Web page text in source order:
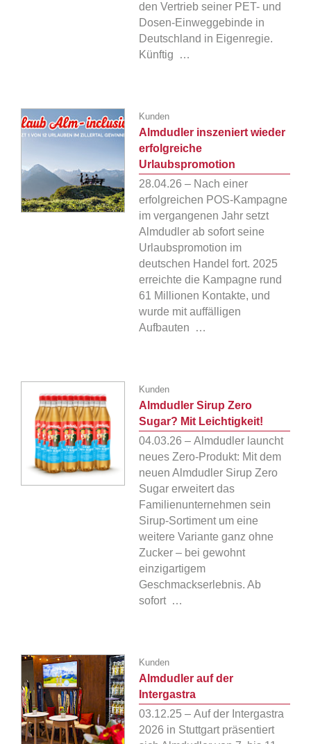
den Vertrieb seiner PET- und
Dosen-Einweggebinde in
Deutschland in Eigenregie.
Künftig …
Kunden
Almdudler inszeniert wieder
erfolgreiche
Urlaubspromotion
28.04.26 – Nach einer
erfolgreichen POS-Kampagne
im vergangenen Jahr setzt
Almdudler ab sofort seine
Urlaubspromotion im
deutschen Handel fort. 2025
erreichte die Kampagne rund
61 Millionen Kontakte, und
wurde mit auffälligen
Aufbauten …
Kunden
Almdudler Sirup Zero
Sugar? Mit Leichtigkeit!
04.03.26 – Almdudler launcht
neues Zero-Produkt: Mit dem
neuen Almdudler Sirup Zero
Sugar erweitert das
Familienunternehmen sein
Sirup-Sortiment um eine
weitere Variante ganz ohne
Zucker – bei gewohnt
einzigartigem
Geschmackserlebnis. Ab
sofort …
Kunden
Almdudler auf der
Intergastra
03.12.25 – Auf der Intergastra
2026 in Stuttgart präsentiert